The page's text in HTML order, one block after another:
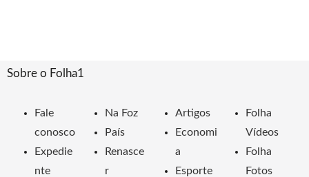
Sobre o Folha1
Fale
conosco
Expedie
nte
Na Foz
País
Renasce
r
Artigos
Economi
a
Esporte
Folha
Vídeos
Folha
Fotos